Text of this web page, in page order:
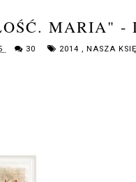
MARIA" -
30 2014 , NASZA